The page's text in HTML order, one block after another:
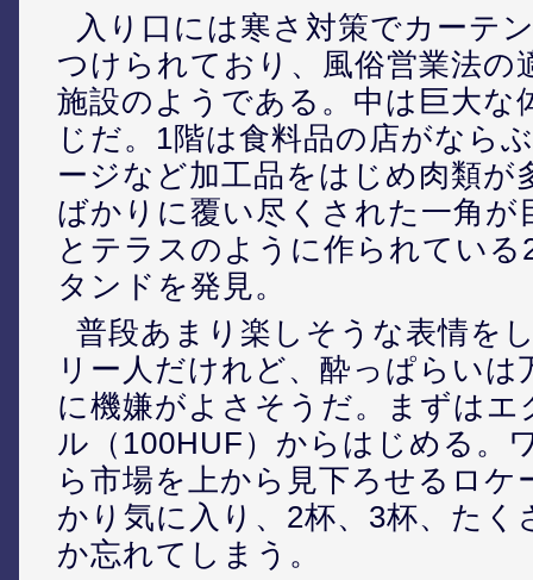
入り口には寒さ対策でカーテ
つけられており、風俗営業法の
施設のようである。中は巨大な
じだ。1階は食料品の店がなら
ージなど加工品をはじめ肉類が
ばかりに覆い尽くされた一角が
とテラスのように作られてい
タンドを発見。
普段あまり楽しそうな表情を
リー人だけれど、酔っぱらいは
に機嫌がよさそうだ。まずはエ
ル（100HUF）からはじめる。
ら市場を上から見下ろせるロケ
かり気に入り、2杯、3杯、たく
か忘れてしまう。